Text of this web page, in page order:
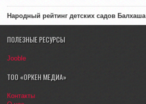
Народный рейтинг детских садов Балхаша
ПОЛЕЗНЫЕ РЕСУРСЫ
Jooble
ТОО «ОРКЕН МЕДИА»
Контакты